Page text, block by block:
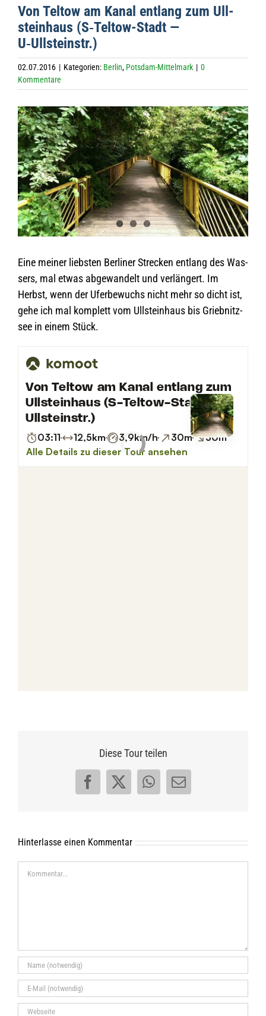
Von Tel­tow am Kanal ent­lang zum Ull­
stein­haus (S‑Tel­tow-Stadt —
U‑Ullsteinstr.)
02.07.2016 | Kategorien: Berlin, Potsdam-Mittelmark | 0
Kommentare
Zeige
grösseres
Bild
Eine mei­ner liebs­ten Ber­li­ner Stre­cken ent­lang des Was­
sers, mal etwas abge­wan­delt und ver­län­gert. Im
Herbst, wenn der Ufer­be­wuchs nicht mehr so dicht ist,
gehe ich mal kom­plett vom Ull­stein­haus bis Grieb­nitz­
see in einem Stück.
Diese Tour teilen
Facebook
X WhatsApp
E-
Hinterlasse einen Kommentar
Kommentar